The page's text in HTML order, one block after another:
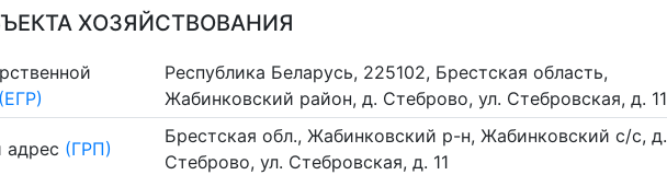
ХОЗЯЙСТВОВАНИЯ
(ЕГР)
Республика Беларусь, 225102, Брестская область,
Жабинковский район, д. Стеброво, ул. Стебровская, д. 11
(ГРП)
Брестская обл., Жабинковский р-н, Жабинковский с/с, д.
Стеброво, ул. Стебровская, д. 11